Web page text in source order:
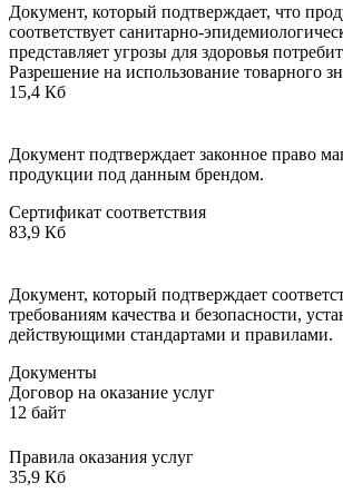
Документ, который подтверждает, что
соответствует санитарно-
представляет угрозы для здоровья
Разрешение на использование товарного
15,4 Кб
Документ подтверждает законное право
продукции под данным брендом.
Сертификат соответствия
83,9 Кб
Документ, который подтверждает
требованиям качества и безопасности,
действующими стандартами и правилами.
Документы
Договор на оказание услуг
12 байт
Правила оказания услуг
35,9 Кб